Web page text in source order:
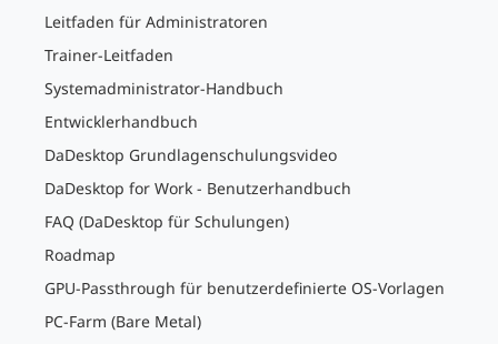
Leitfaden für Administratoren
Trainer-Leitfaden
Systemadministrator-Handbuch
Entwicklerhandbuch
DaDesktop Grundlagenschulungsvideo
DaDesktop for Work - Benutzerhandbuch
FAQ (DaDesktop für Schulungen)
Roadmap
GPU-Passthrough für benutzerdefinierte OS-Vorlagen
PC-Farm (Bare Metal)